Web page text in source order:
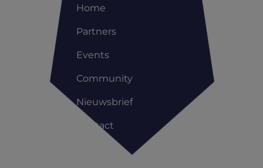
Home
Partners
Events
Community
Nieuwsbrief
Contact